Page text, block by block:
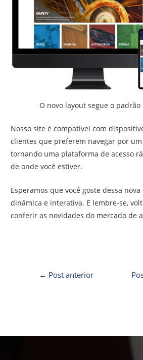
O novo layout segue o padrão
Nosso site é compatível com
clientes que preferem navegar por
tornando uma plataforma de acesso
de onde você estiver.
Esperamos que você goste dessa
dinâmica e interativa. E lembre-se,
conferir as novidades do mercado de
← Post anterior